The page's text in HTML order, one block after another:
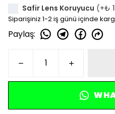
Safir Lens Koruyucu (+₺
Siparişiniz 1-2 iş günü içinde
Paylaş: